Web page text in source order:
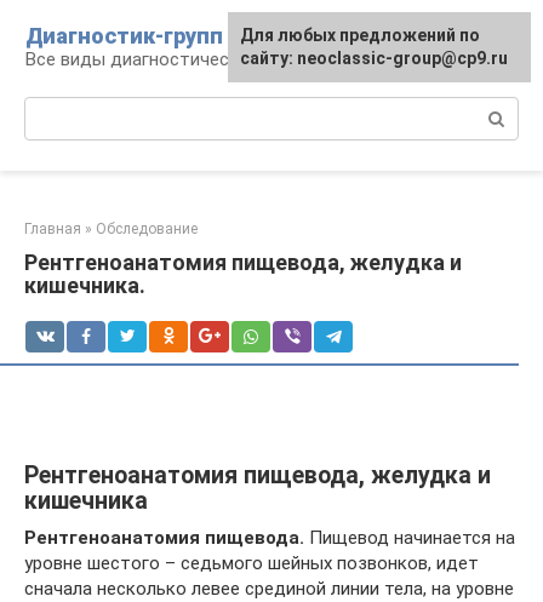
контенту
Диагностик-групп
Все виды диагностических манипуляций
Главная » Обследование
Рентгеноанатомия пищевода, желудка и
кишечника.
Рентгеноанатомия пищевода, желудка и
кишечника
Рентгеноанатомия пищевода. Пищевод начинается на
уровне шестого – седьмого шейных позвонков, идет
сначала несколько левее срединой линии тела, на уровне
Для любых предложений по
сайту: neoclassic-group@cp9.ru